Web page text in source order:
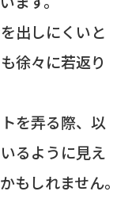
出しにくいと
徐々に若返り
を弄る際、以
るように見え
もしれません。